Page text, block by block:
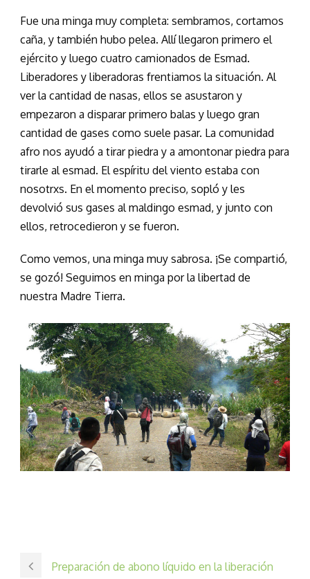
Fue una minga muy completa: sembramos, cortamos
caña, y también hubo pelea. Allí llegaron primero el
ejército y luego cuatro camionados de Esmad.
Liberadores y liberadoras frentiamos la situación. Al
ver la cantidad de nasas, ellos se asustaron y
empezaron a disparar primero balas y luego gran
cantidad de gases como suele pasar. La comunidad
afro nos ayudó a tirar piedra y a amontonar piedra para
tirarle al esmad. El espíritu del viento estaba con
nosotrxs. En el momento preciso, sopló y les
devolvió sus gases al maldingo esmad, y junto con
ellos, retrocedieron y se fueron.
Como vemos, una minga muy sabrosa. ¡Se compartió,
se gozó! Seguimos en minga por la libertad de
nuestra Madre Tierra.
Preparación de abono líquido en la liberación